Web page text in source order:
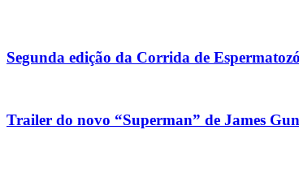
Segunda edição da Corrida de
Trailer do novo “Superman” de James